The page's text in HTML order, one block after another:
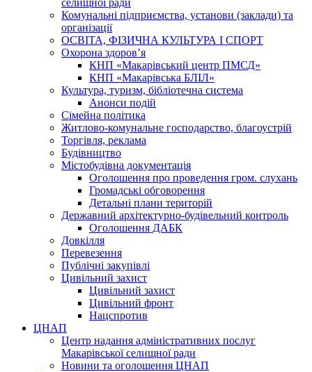
селищної ради
Комунальні підприємства, установи (заклади) та
організації
ОСВІТА, ФІЗИЧНА КУЛЬТУРА І СПОРТ
Охорона здоров’я
КНП «Макарівський центр ПМСД»
КНП «Макарівська БЛІЛ»
Культура, туризм, бібліотечна система
Анонси подій
Сімейна політика
Житлово-комунальне господарство, благоустрій
Торгівля, реклама
Будівництво
Містобудівна документація
Оголошення про проведення гром. слухань
Громадські обговорення
Детальні плани територій
Державний архітектурно-будівельний контроль
Оголошення ДАБК
Довкілля
Перевезення
Публічні закупівлі
Цивільний захист
Цивільний захист
Цивільний фронт
Нацспротив
ЦНАП
Центр надання адміністративних послуг
Макарівської селищної ради
Новини та оголошення ЦНАП